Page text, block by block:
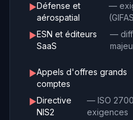
►Défense et
aérospatial
—
►ESN et éditeurs
SaaS
—
►Appels d'offres grands
comptes
►Directive
NIS2
— ISO
exigences